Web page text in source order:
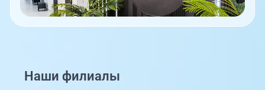
Наши филиалы